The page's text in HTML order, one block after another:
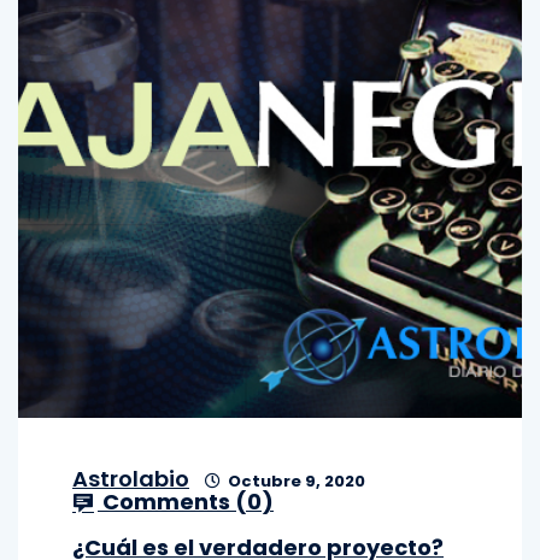
Astrolabio Octubre 9, 2020
Comments (0)
¿Cuál es el verdadero proyecto?